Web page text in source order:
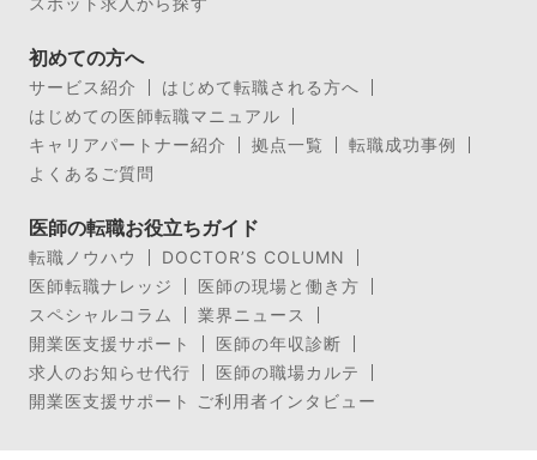
初めての方へ
サービス紹介
はじめて転職される方へ
はじめての医師転職マニュアル
キャリアパートナー紹介
拠点一覧
転職成功事例
よくあるご質問
医師の転職お役立ちガイド
転職ノウハウ
DOCTOR’S COLUMN
医師転職ナレッジ
医師の現場と働き方
スペシャルコラム
業界ニュース
開業医支援サポート
医師の年収診断
求人のお知らせ代行
医師の職場カルテ
開業医支援サポート ご利用者インタビュー